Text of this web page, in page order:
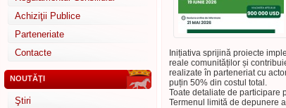
Achiziţii Publice
Parteneriate
Contacte
NOUTĂŢI
Ştiri
Inițiativa sprijină proiecte
reale comunităților și
realizate în parteneriat cu
puțin 50% din costul total.
Toate detaliate de participare
Termenul limită de depunere